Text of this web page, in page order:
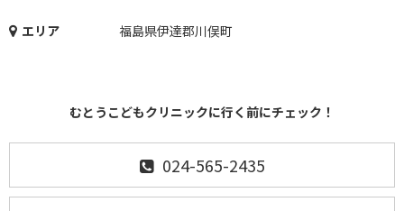
エリア 福島県伊達郡川俣町
むとうこどもクリニックに行く前にチェック！
024-565-2435